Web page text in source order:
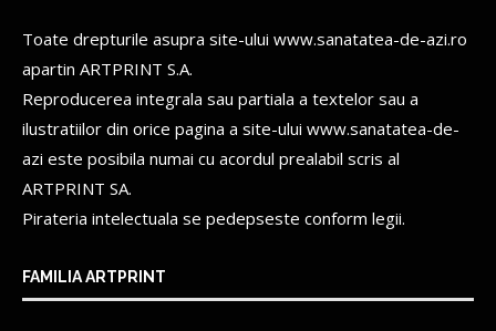
Toate drepturile asupra site-ului www.sanatatea-de-azi.ro
apartin ARTPRINT S.A.
Reproducerea integrala sau partiala a textelor sau a
ilustratiilor din orice pagina a site-ului www.sanatatea-de-
azi este posibila numai cu acordul prealabil scris al
ARTPRINT SA.
Pirateria intelectuala se pedepseste conform legii.
FAMILIA ARTPRINT